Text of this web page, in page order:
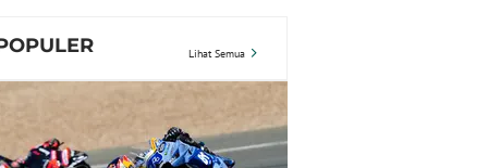
Lihat Semua